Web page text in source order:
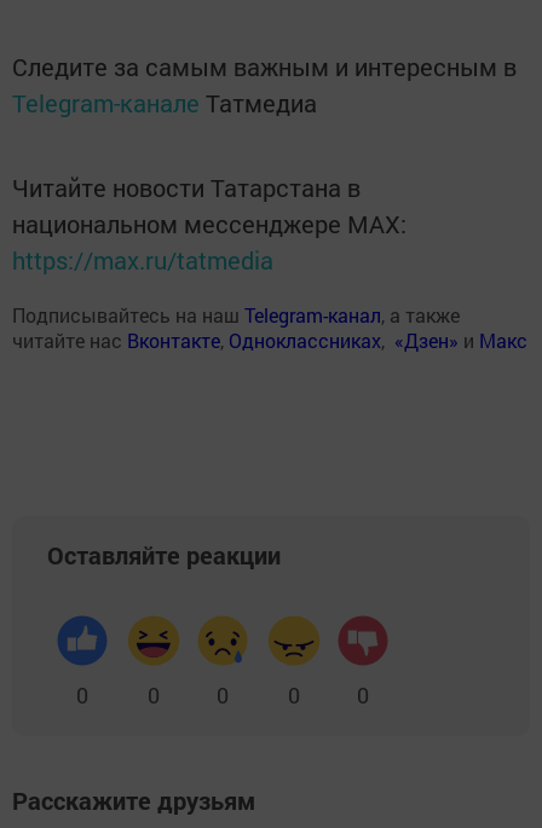
Следите за самым важным и интересным в
Telegram-канале Татмедиа
Читайте новости Татарстана в
национальном мессенджере MАХ:
https://max.ru/tatmedia
Подписывайтесь на наш Telegram-канал, а также
читайте нас Вконтакте, Одноклассниках, «Дзен» и Макс
Оставляйте реакции
0 0 0 0 0
Расскажите друзьям